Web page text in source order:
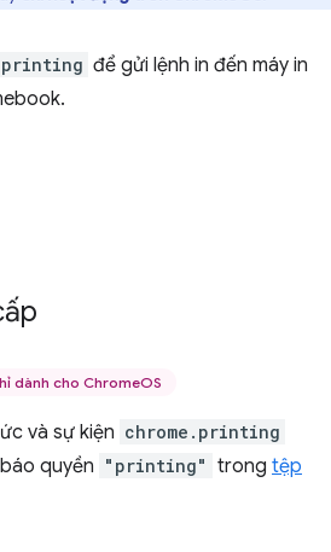
để gửi lệnh in đến máy in
dành cho ChromeOS
và sự kiện chrome.printing
quyền "printing" trong tệp